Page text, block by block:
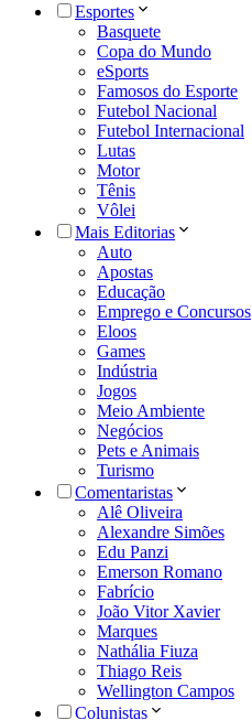
Esportes
Basquete
Copa do Mundo
eSports
Famosos do Esporte
Futebol Nacional
Futebol Internacional
Lutas
Motor
Tênis
Vôlei
Mais Editorias
Auto
Apostas
Educação
Emprego e Concursos
Eloos
Games
Indústria
Jogos
Meio Ambiente
Negócios
Pets e Animais
Turismo
Comentaristas
Alê Oliveira
Alexandre Simões
Edu Panzi
Emerson Romano
Fabrício
João Vitor Xavier
Marques
Nathália Fiuza
Thiago Reis
Wellington Campos
Colunistas